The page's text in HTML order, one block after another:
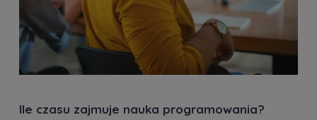
Ile czasu zajmuje nauka programowania?